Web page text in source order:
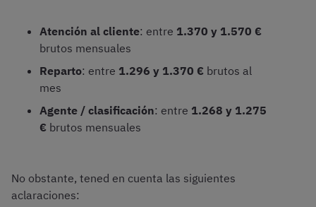
Atención al cliente: entre 1.370 y 1.570 €
brutos mensuales
Reparto: entre 1.296 y 1.370 € brutos al
mes
Agente / clasificación: entre 1.268 y 1.275
€ brutos mensuales
No obstante, tened en cuenta las siguientes
aclaraciones: